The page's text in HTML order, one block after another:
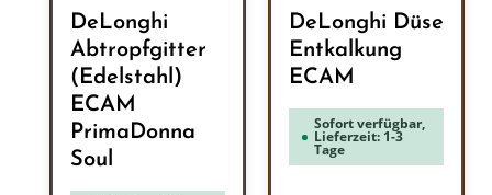
DeLonghi
Abtropfgitter
(Edelstahl)
ECAM
PrimaDonna
Soul
DeLonghi Düse
Entkalkung
ECAM
Sofort verfügbar,
Lieferzeit: 1-3
Tage